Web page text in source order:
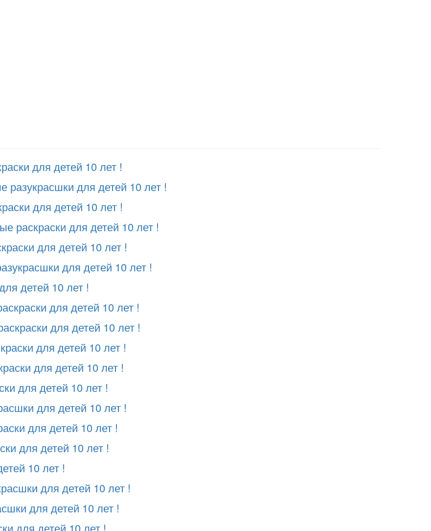
для детей 10 лет !
для детей 10 лет !
для детей 10 лет !
раскраски для детей 10 лет !
для детей 10 лет !
для детей 10 лет !
детей 10 лет !
для детей 10 лет !
для детей 10 лет !
для детей 10 лет !
для детей 10 лет !
для детей 10 лет !
для детей 10 лет !
для детей 10 лет !
для детей 10 лет !
10 лет !
для детей 10 лет !
для детей 10 лет !
для детей 10 лет !